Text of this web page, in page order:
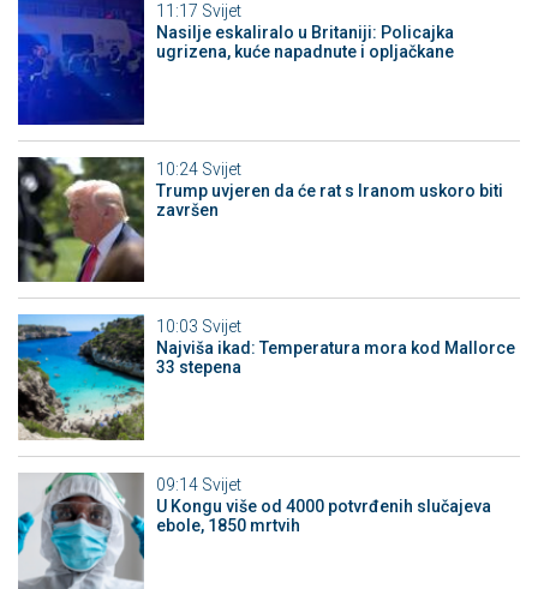
11:17 Svijet
Nasilje eskaliralo u Britaniji: Policajka
ugrizena, kuće napadnute i opljačkane
10:24 Svijet
Trump uvjeren da će rat s Iranom uskoro biti
završen
10:03 Svijet
Najviša ikad: Temperatura mora kod Mallorce
33 stepena
09:14 Svijet
U Kongu više od 4000 potvrđenih slučajeva
ebole, 1850 mrtvih